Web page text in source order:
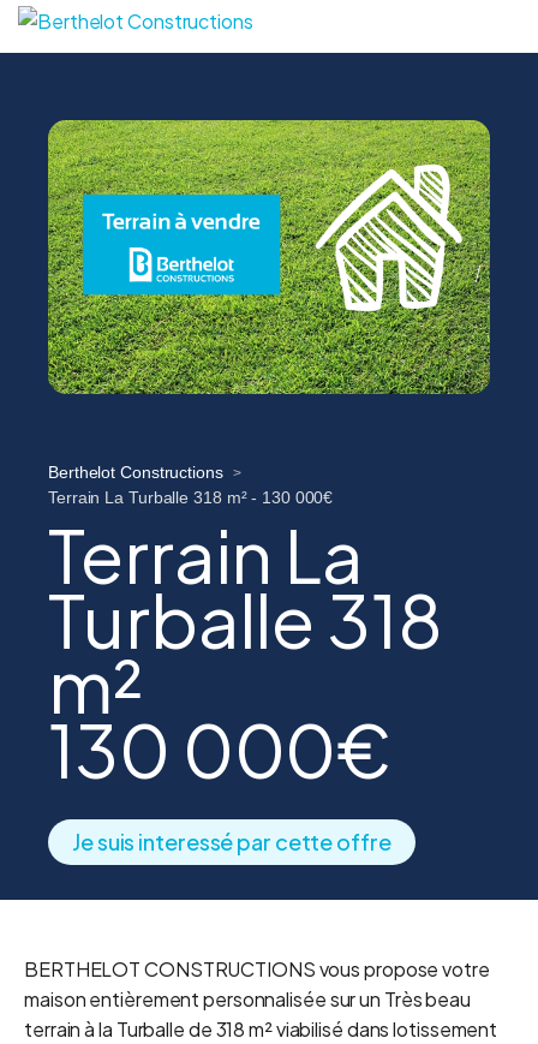
Berthelot Constructions >
Terrain La Turballe 318 m² - 130 000€
Terrain La
Turballe 318
m²
130 000€
Je suis interessé par cette offre
BERTHELOT CONSTRUCTIONS vous propose votre
maison entièrement personnalisée sur un Très beau
terrain à la Turballe de 318 m² viabilisé dans lotissement